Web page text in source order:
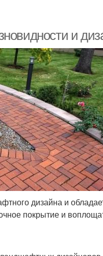
и
дизайна и
покрытие и